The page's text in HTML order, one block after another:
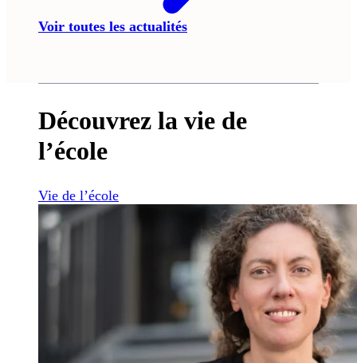
Voir toutes les actualités
Découvrez la vie de
l’école
Vie de l’école